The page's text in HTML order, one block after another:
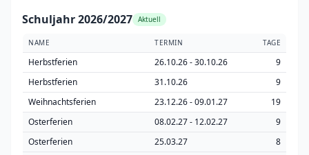
Schuljahr 2026/2027 Aktuell
NAME TERMIN TAGE
Herbstferien 26.10.26 - 30.10.26
9
Herbstferien
31.10.26
9
Weihnachtsferien
23.12.26 - 09.01.27
19
Osterferien
08.02.27 - 12.02.27
9
Osterferien
25.03.27
8